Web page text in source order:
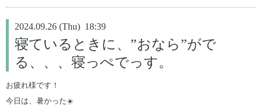
2024.09.26 (Thu) 18:39
寝ているときに、”おなら”がで
る、、、寝っぺでっす。
お疲れ様です！
今日は、暑かった☀️